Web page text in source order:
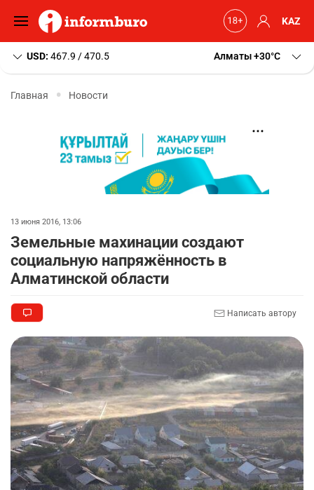
KAZ
USD: 467.9 / 470.5 Алматы+30 C
Главная Новости
13 июня 2016, 13:06
Земельные махинации создают
социальную напряжённость в
Алматинской области
Написать автору